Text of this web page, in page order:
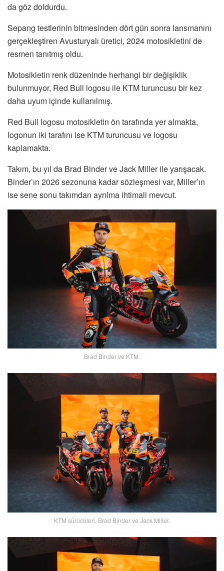
da göz doldurdu.
Sepang testlerinin bitmesinden dört gün sonra lansmanını
gerçekleştiren Avusturyalı üretici, 2024 motosikletini de
resmen tanıtmış oldu.
Motosikletin renk düzeninde herhangi bir değişiklik
bulunmuyor, Red Bull logosu ile KTM turuncusu bir kez
daha uyum içinde kullanılmış.
Red Bull logosu motosikletin ön tarafında yer almakta,
logonun iki tarafını ise KTM turuncusu ve logosu
kaplamakta.
Takım, bu yıl da Brad Binder ve Jack Miller ile yarışacak.
Binder’ın 2026 sezonuna kadar sözleşmesi var, Miller’ın
ise sene sonu takımdan ayrılma ihtimali mevcut.
Brad Binder ve KTM.
KTM sürücüleri, Brad Binder ve Jack Miller.